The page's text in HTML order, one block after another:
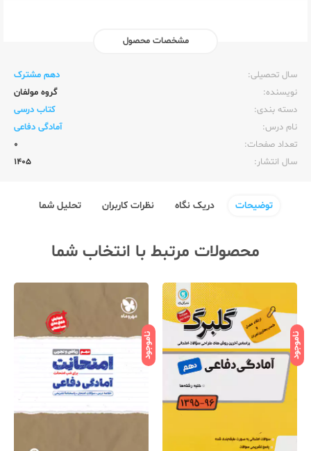
مشخصات محصول
سال تحصیلی:‌
دهم مشترک
نویسنده:‌
گروه مولفان
دسته بندی:
کتاب درسی
نام درس:
آمادگی دفاعی
تعداد صفحات:‌
0
سال انتشار:‌
1405
توضیحات دریک نگاه نظرات کاربران تحلیل شما
محصولات مرتبط با انتخاب شما
ناموجود ناموجود